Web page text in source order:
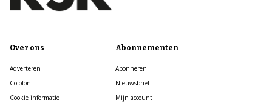
Over ons
Adverteren
Colofon
Cookie informatie
Abonnementen
Abonneren
Nieuwsbrief
Mijn account